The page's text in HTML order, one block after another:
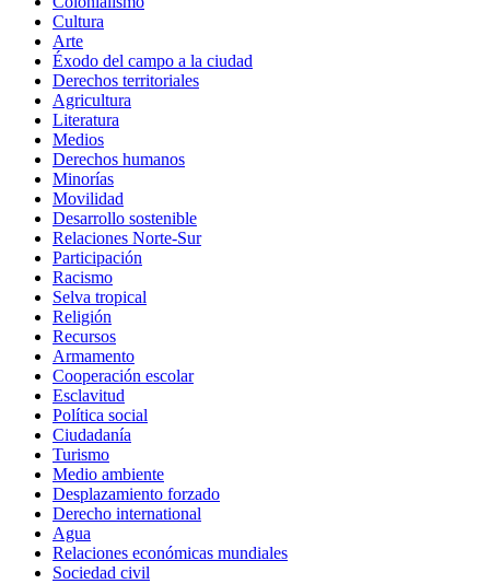
Cultura
Arte
Éxodo del campo a la ciudad
Derechos territoriales
Agricultura
Literatura
Medios
Derechos humanos
Minorías
Movilidad
Desarrollo sostenible
Relaciones Norte-Sur
Participación
Racismo
Selva tropical
Religión
Recursos
Armamento
Cooperación escolar
Esclavitud
Política social
Ciudadanía
Turismo
Medio ambiente
Desplazamiento forzado
Derecho international
Agua
Relaciones económicas mundiales
Sociedad civil